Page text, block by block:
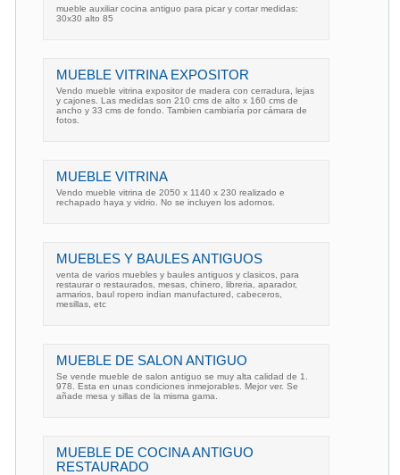
mueble auxiliar cocina antiguo para picar y cortar medidas:
30x30 alto 85
MUEBLE VITRINA EXPOSITOR
Vendo mueble vitrina expositor de madera con cerradura, lejas
y cajones. Las medidas son 210 cms de alto x 160 cms de
ancho y 33 cms de fondo. Tambien cambiaría por cámara de
fotos.
MUEBLE VITRINA
Vendo mueble vitrina de 2050 x 1140 x 230 realizado e
rechapado haya y vidrio. No se incluyen los adornos.
MUEBLES Y BAULES ANTIGUOS
venta de varios muebles y baules antiguos y clasicos, para
restaurar o restaurados, mesas, chinero, libreria, aparador,
armarios, baul ropero indian manufactured, cabeceros,
mesillas, etc
MUEBLE DE SALON ANTIGUO
Se vende mueble de salon antiguo se muy alta calidad de 1.
978. Esta en unas condiciones inmejorables. Mejor ver. Se
añade mesa y sillas de la misma gama.
MUEBLE DE COCINA ANTIGUO
RESTAURADO